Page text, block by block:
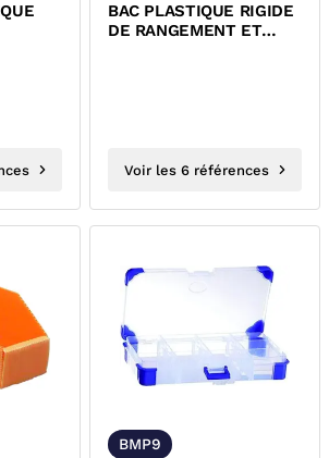
BAC PLASTIQUE RIGIDE
DE RANGEMENT ET
Voir les 6 références
BMP9